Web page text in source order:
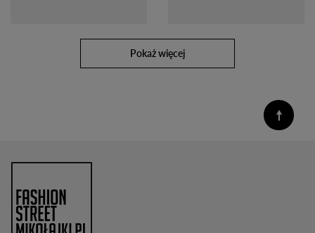
Campione
KURTKA
pokaż więcej